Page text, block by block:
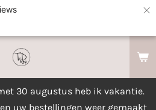
×
30 augustus heb ik vakantie.
uw bestellingen weer gemaakt